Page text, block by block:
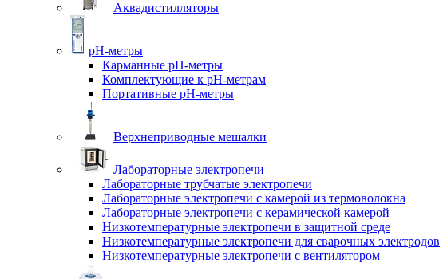
Аквадистилляторы
pH-метры
Карманные pH-метры
Комплектующие к pH-метрам
Портативные pH-метры
Верхнеприводные мешалки
Лабораторные электропечи
Лабораторные трубчатые электропечи
Лабораторные электропечи с камерой из термоволокна
Лабораторные электропечи с керамической камерой
Низкотемпературные электропечи в защитной среде
Низкотемпературные электропечи для cварочных электродов
Низкотемпературные электропечи с вентилятором